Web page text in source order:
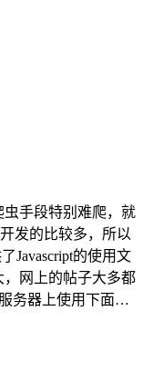
虫手段特别难爬，就
发的比较多，所以
Javascript的使用文
网上的帖子大多都
务器上使用下面…